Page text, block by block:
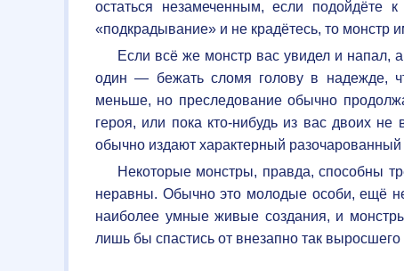
остаться незамеченным, если
«подкрадывание» и не крадётесь, то монстр
Если всё же монстр вас увидел и напал,
один — бежать сломя голову в надежде,
меньше, но преследование обычно
героя, или пока кто-нибудь из вас двоих
обычно издают характерный разочарованный
Некоторые монстры, правда, способны
неравны. Обычно это молодые особи, ещё
наиболее умные живые создания, и
лишь бы спастись от внезапно так выросшего